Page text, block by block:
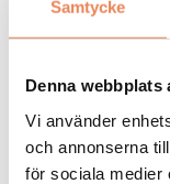
Samtycke
Denna webbplats
Vi använder
och annonserna
för sociala medier
General
Placeringsort:
Sista